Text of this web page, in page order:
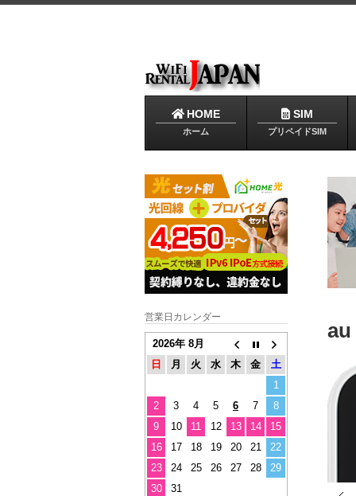
HOME
ホーム
SIM
プリペイドSIM
au
営業日カレンダー
2026年 8月
日
月 火 水 木 金
土
1
2
3 4 5 6 7
8
9
10 11 12 13 14
15
16
17 18 19 20 21
22
23
24 25 26 27 28
29
30
31